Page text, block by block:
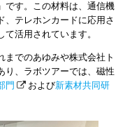
です。この材料は、通信機
、テレホンカードに応用さ
活用されています。
でのあゆみや株式会社ト
り、ラボツアーでは、磁性
門 および新素材共同研